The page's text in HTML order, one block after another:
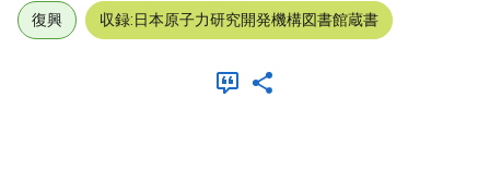
復興 収録:日本原子力研究開発機構図書館蔵書